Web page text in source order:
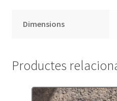
Dimensions
Productes